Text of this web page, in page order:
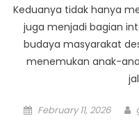
Keduanya tidak hanya
juga menjadi bagian
budaya masyarakat
menemukan anak-
Posted
February 11, 2026